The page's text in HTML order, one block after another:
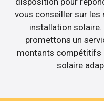
vous conseiller sur
installation solaire.
promettons un
montants compétitifs
solaire